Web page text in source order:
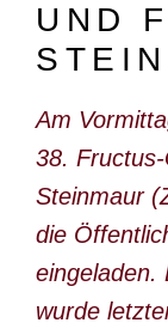
E-
PDF-
UND
Am
38.
Steinmaur
die
eingeladen.
wurde